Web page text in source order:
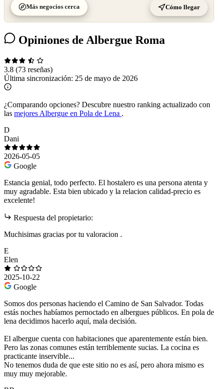
Más negocios cerca Cómo llegar
Opiniones de Albergue Roma
3.8 (73 reseñas)
Última sincronización: 25 de mayo de 2026
¿Comparando opciones? Descubre nuestro ranking actualizado con
las mejores Albergue en Pola de Lena .
D
Dani
2026-05-05
Google
Estancia genial, todo perfecto. El hostalero es una persona atenta y
muy agradable. Esta bien ubicado y la relacion calidad-precio es
excelente!
Respuesta del propietario:
Muchisimas gracias por tu valoracion .
E
Elen
2025-10-22
Google
Somos dos personas haciendo el Camino de San Salvador. Todas
estás noches habíamos pernoctado en albergues públicos. En pola de
lena decidimos hacerlo aquí, mala decisión.
El albergue cuenta con habitaciones que aparentemente están bien.
Pero las zonas comunes están terriblemente sucias. La cocina es
practicante inservible...
No tenemos duda de que este sitio no es así, pero ahora mismo es
muy muy mejorable.